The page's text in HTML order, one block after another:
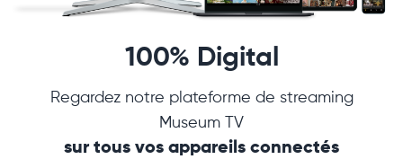
100% Digital
Regardez notre plateforme de streaming
Museum TV
sur tous vos appareils connectés